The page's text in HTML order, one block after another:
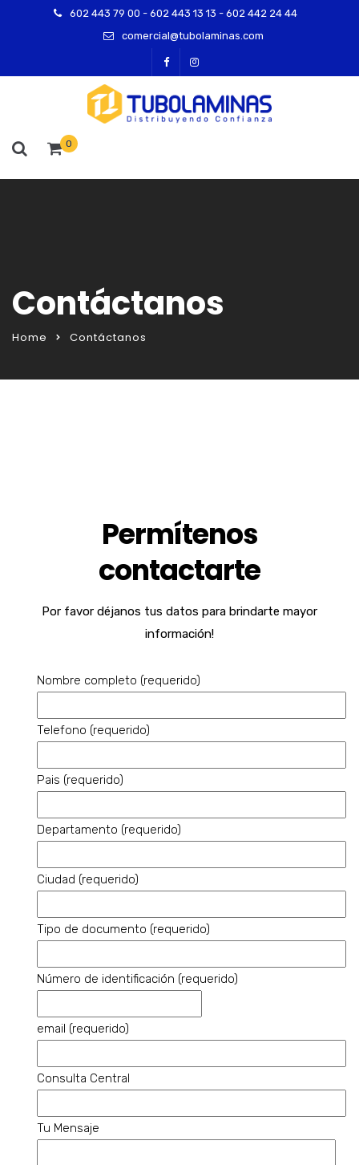
602 443 79 00 - 602 443 13 13 - 602 442 24 44
comercial@tubolaminas.com
0
Contáctanos
Home Contáctanos
Permítenos
contactarte
Por favor déjanos tus datos para brindarte mayor
información!
Nombre completo (requerido)
Telefono (requerido)
Pais (requerido)
Departamento (requerido)
Ciudad (requerido)
Tipo de documento (requerido)
Número de identificación (requerido)
email (requerido)
Consulta Central
Tu Mensaje